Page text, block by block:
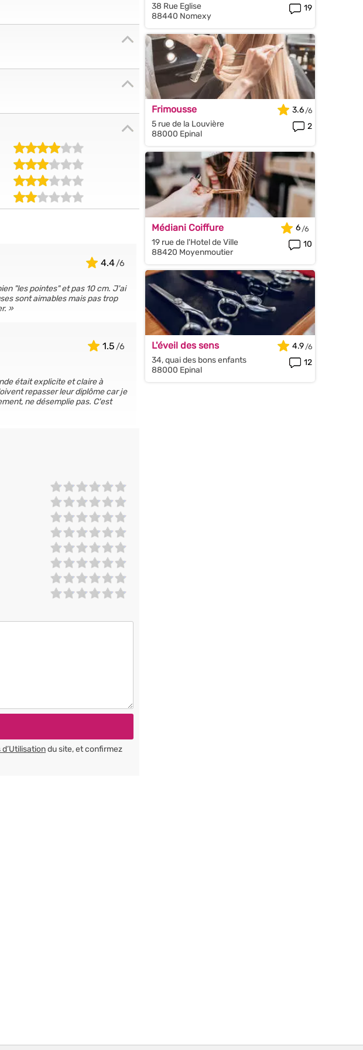
4.4
"les pointes" et pas 10 cm. J'ai
sont aimables mais pas trop
1.5
était explicite et claire à
repasser leur diplôme car je
ne désemplie pas. C'est
du site, et confirmez
38 Rue Eglise
88440 Nomexy
19
Frimousse
5 rue de la Louvière
88000 Epinal
3.6
2
Médiani Coiffure
19 rue de l'Hotel de Ville
88420 Moyenmoutier
6
10
L'éveil des sens
34, quai des bons enfants
88000 Epinal
4.9
12